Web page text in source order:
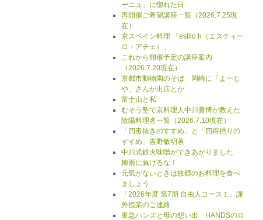
ーニュ」に惚れた日
再開催ご希望講座一覧（2026.7.25現
在）
京スペイン料理 「estilo h（エスティー
ロ・アチェ）」
これから開催予定の講座案内
（2026.7.20現在）
京都市動物園のそば 岡崎に「よーじ
や」さんが出店とか
富士山と私
むそう塾で京料理人中川善博が教えた
陰陽料理名一覧（2026.7.10現在）
「四毒抜きのすすめ」と「四得摂りの
すすめ」吉野敏明著
中川式鉄火味噌ができあがりました
梅雨に負けるな！
元気がないときは故郷のお料理を食べ
ましょう
「2026年度 第7期 自由人コース１」課
外授業のご連絡
東急ハンズと母の想い出 HANDSのロ